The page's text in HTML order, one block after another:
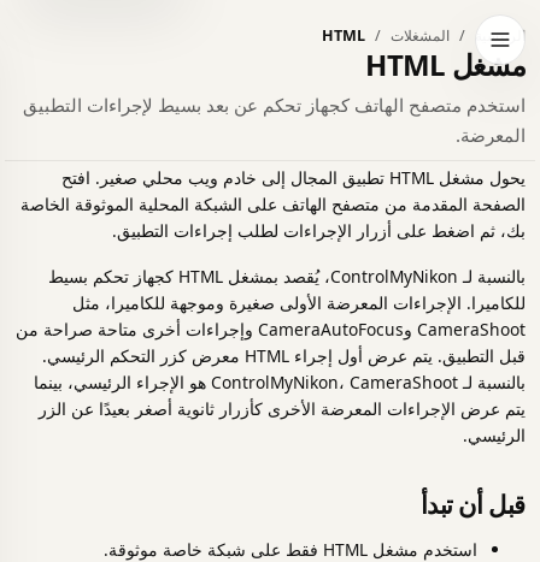
فتح قائمة التنقل
الرئيسية المشغلات HTML
مشغل HTML
استخدم متصفح الهاتف كجهاز تحكم عن بعد بسيط لإجراءات التطبيق
المعرضة.
يحول مشغل HTML تطبيق المجال إلى خادم ويب محلي صغير. افتح
الصفحة المقدمة من متصفح الهاتف على الشبكة المحلية الموثوقة الخاصة
بك، ثم اضغط على أزرار الإجراءات لطلب إجراءات التطبيق.
بالنسبة لـ ControlMyNikon، يُقصد بمشغل HTML كجهاز تحكم بسيط
للكاميرا. الإجراءات المعرضة الأولى صغيرة وموجهة للكاميرا، مثل
CameraShoot وCameraAutoFocus وإجراءات أخرى متاحة صراحة من
قبل التطبيق. يتم عرض أول إجراء HTML معرض كزر التحكم الرئيسي.
بالنسبة لـ ControlMyNikon، CameraShoot هو الإجراء الرئيسي، بينما
يتم عرض الإجراءات المعرضة الأخرى كأزرار ثانوية أصغر بعيدًا عن الزر
الرئيسي.
قبل أن تبدأ
استخدم مشغل HTML فقط على شبكة خاصة موثوقة.